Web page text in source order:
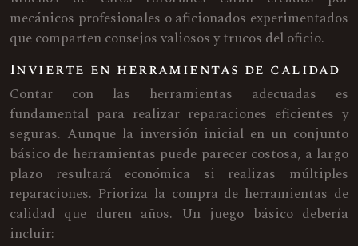
mecánicos profesionales o aficionados experimentados
que comparten consejos valiosos y trucos del oficio.
Invierte en herramientas de calidad
Contar con las herramientas adecuadas es
fundamental para realizar reparaciones eficientes y
seguras. Aunque la inversión inicial en un conjunto
básico de herramientas puede parecer costosa, a largo
plazo resultará económica si realizas múltiples
reparaciones. Prioriza la compra de herramientas de
calidad que duren años. Un juego básico debería
incluir: